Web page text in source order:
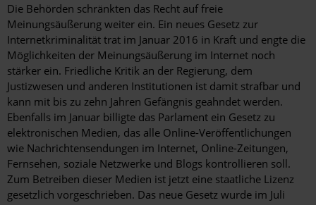
Die Behörden schränkten das Recht auf freie
Meinungsäußerung weiter ein. Ein neues Gesetz zur
Internetkriminalität trat im Januar 2016 in Kraft und engte die
Möglichkeiten der Meinungsäußerung im Internet noch
stärker ein. Friedliche Kritik an der Regierung, dem
Justizwesen und anderen Institutionen ist damit strafbar und
kann mit bis zu zehn Jahren Gefängnis geahndet werden.
Ebenfalls im Januar billigte das Parlament ein Gesetz zu
elektronischen Medien, das alle Online-Veröffentlichungen
wie Nachrichtensendungen im Internet, Online-Zeitungen,
Fernsehen, soziale Netzwerke und Blogs kontrollieren soll.
Zum Betreiben dieser Medien ist jetzt eine staatliche Lizenz
gesetzlich vorgeschrieben. Das neue Gesetz wurde im Juli